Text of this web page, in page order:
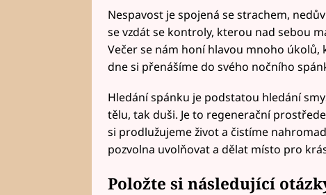
Nespavost je spojená se strachem,
se vzdát se kontroly, kterou nad sebou
Večer se nám honí hlavou mnoho
dne si přenášíme do svého nočního
Hledání spánku je podstatou hledání
tělu, tak duši. Je to regenerační
si prodlužujeme život a čistíme
pozvolna uvolňovat a dělat místo pro
Položte si následující